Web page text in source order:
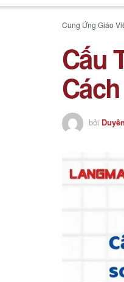
Cung Ứng Giáo
Cấu
bởi